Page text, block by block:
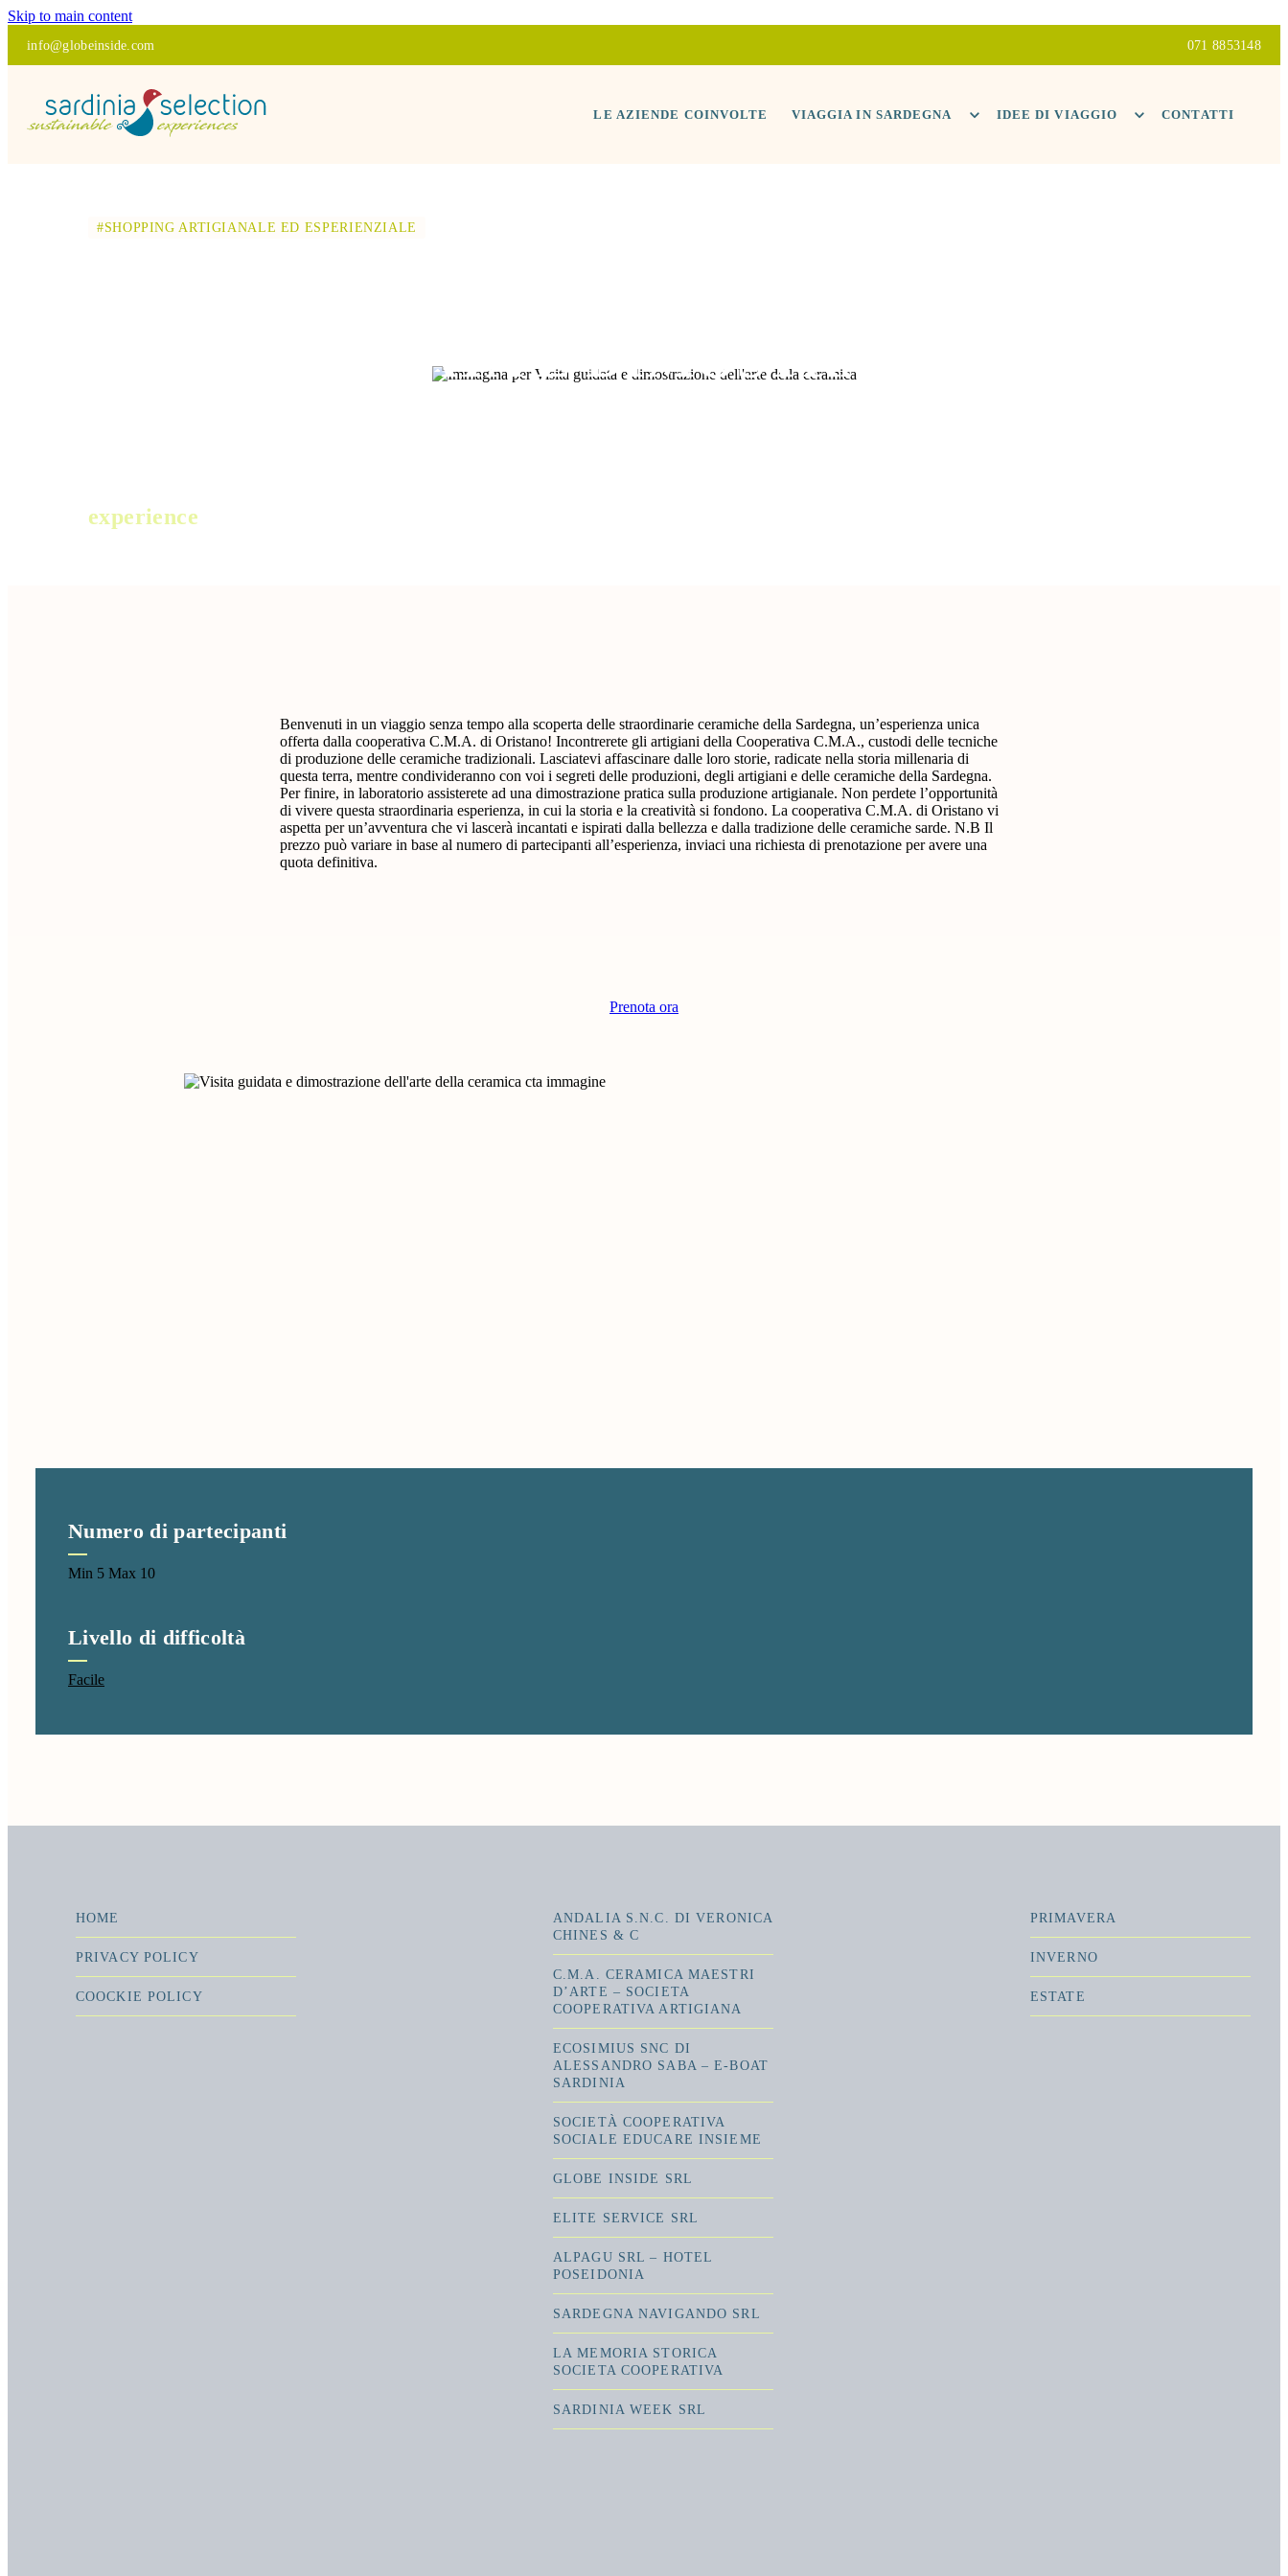
Skip to main content
info@globeinside.com 071 8853148
LE AZIENDE COINVOLTE VIAGGIA IN SARDEGNA IDEE DI VIAGGIO CONTATTI
#SHOPPING ARTIGIANALE ED ESPERIENZIALE
VISITA GUIDATA E DIMOSTRAZIONE
experience
Benvenuti in un viaggio senza tempo alla scoperta delle straordinarie ceramiche della Sardegna, un’esperienza unica
offerta dalla cooperativa C.M.A. di Oristano! Incontrerete gli artigiani della Cooperativa C.M.A., custodi delle tecniche
di produzione delle ceramiche tradizionali. Lasciatevi affascinare dalle loro storie, radicate nella storia millenaria di
questa terra, mentre condivideranno con voi i segreti delle produzioni, degli artigiani e delle ceramiche della Sardegna.
Per finire, in laboratorio assisterete ad una dimostrazione pratica sulla produzione artigianale. Non perdete l’opportunità
di vivere questa straordinaria esperienza, in cui la storia e la creatività si fondono. La cooperativa C.M.A. di Oristano vi
aspetta per un’avventura che vi lascerà incantati e ispirati dalla bellezza e dalla tradizione delle ceramiche sarde. N.B Il
prezzo può variare in base al numero di partecipanti all’esperienza, inviaci una richiesta di prenotazione per avere una
quota definitiva.
Prenota ora
Numero di partecipanti
Min 5 Max 10
Livello di difficoltà
Facile
HOME
PRIVACY POLICY
COOCKIE POLICY
ANDALIA S.N.C. DI VERONICA
CHINES & C
C.M.A. CERAMICA MAESTRI
D’ARTE – SOCIETA
COOPERATIVA ARTIGIANA
ECOSIMIUS SNC DI
ALESSANDRO SABA – E-BOAT
SARDINIA
SOCIETÀ COOPERATIVA
SOCIALE EDUCARE INSIEME
GLOBE INSIDE SRL
ELITE SERVICE SRL
ALPAGU SRL – HOTEL
POSEIDONIA
SARDEGNA NAVIGANDO SRL
LA MEMORIA STORICA
SOCIETA COOPERATIVA
SARDINIA WEEK SRL
PRIMAVERA
INVERNO
ESTATE